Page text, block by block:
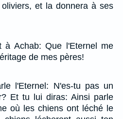
et la donnera à ses
à Achab: Que l'Eternel me
de mes pères!
l'Eternel: N'es-tu pas un
Et tu lui diras: Ainsi parle
où les chiens ont léché le